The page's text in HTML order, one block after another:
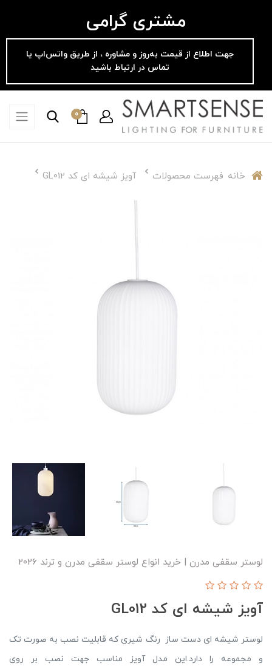
مشتری گرامی
جهت اطلاع از قیمت به‌روز و مشاوره ، از طریق واتس‌اپ یا
تماس در ارتباط باشید
0
خانه فهرست محصولات آویز شیشه ای کد GL012
لوستر سقفی مدرن | خرید انواع لوستر سقفی مدرن و ترند 2026
آویز شیشه ای کد GL012
لوستر شیشه ای دست ساز رنگ شیری که قابلیت نصب به صورت تک
و مجموعه را دارد.این مدل آویز مناسب جهت نصب بر روی